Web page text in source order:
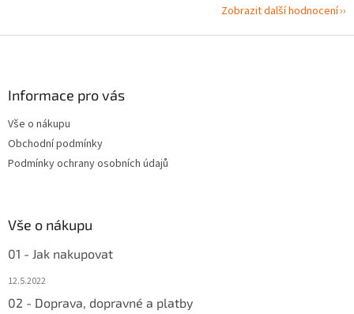
Zobrazit další hodnocení
Informace pro vás
Vše o nákupu
Obchodní podmínky
Podmínky ochrany osobních údajů
Vše o nákupu
01 - Jak nakupovat
12.5.2022
02 - Doprava, dopravné a platby